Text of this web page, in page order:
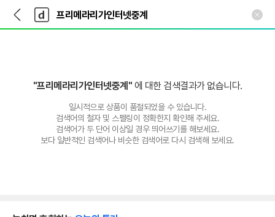
다
나
와
가
다
와
"프리메라리가인터넷중계" 에 대한 검색결과가 없습니다.
일시적으로 상품이 품절되었을 수 있습니다.
검색어의 철자 및 스펠링이 정확한지 확인해 주세요.
검색어가 두 단어 이상일 경우 띄어쓰기를 해보세요.
보다 일반적인 검색어나 비슷한 검색어로 다시 검색해 보세요.